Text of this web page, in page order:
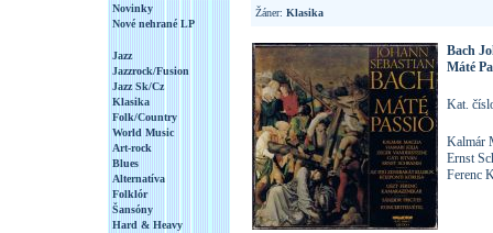
Novinky
Nové nehrané LP
Jazz
Jazzrock/Fusion
Jazz Sk/Cz
Klasika
Folk/Country
World Music
Art-rock
Blues
Alternatíva
Folklór
Šansóny
Hard & Heavy
Žáner: Klasika
Bach
Máté
Kat.
Kalmár
Ernst
Ferenc